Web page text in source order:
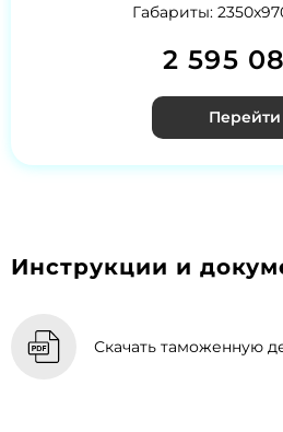
Габариты:
2 595
Перейти
Инструкции и
Скачать таможенную